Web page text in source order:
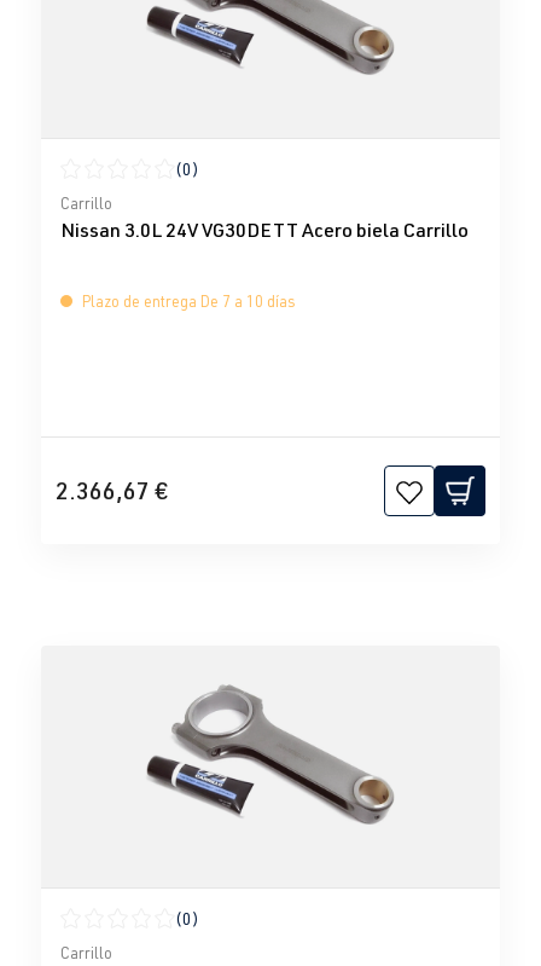
Calificación promedio de 0 de 5 estrellas
(0)
Carrillo
Nissan 3.0L 24V VG30DETT Acero biela Carrillo
Plazo de entrega De 7 a 10 días
2.366,67 €
Calificación promedio de 0 de 5 estrellas
(0)
Carrillo